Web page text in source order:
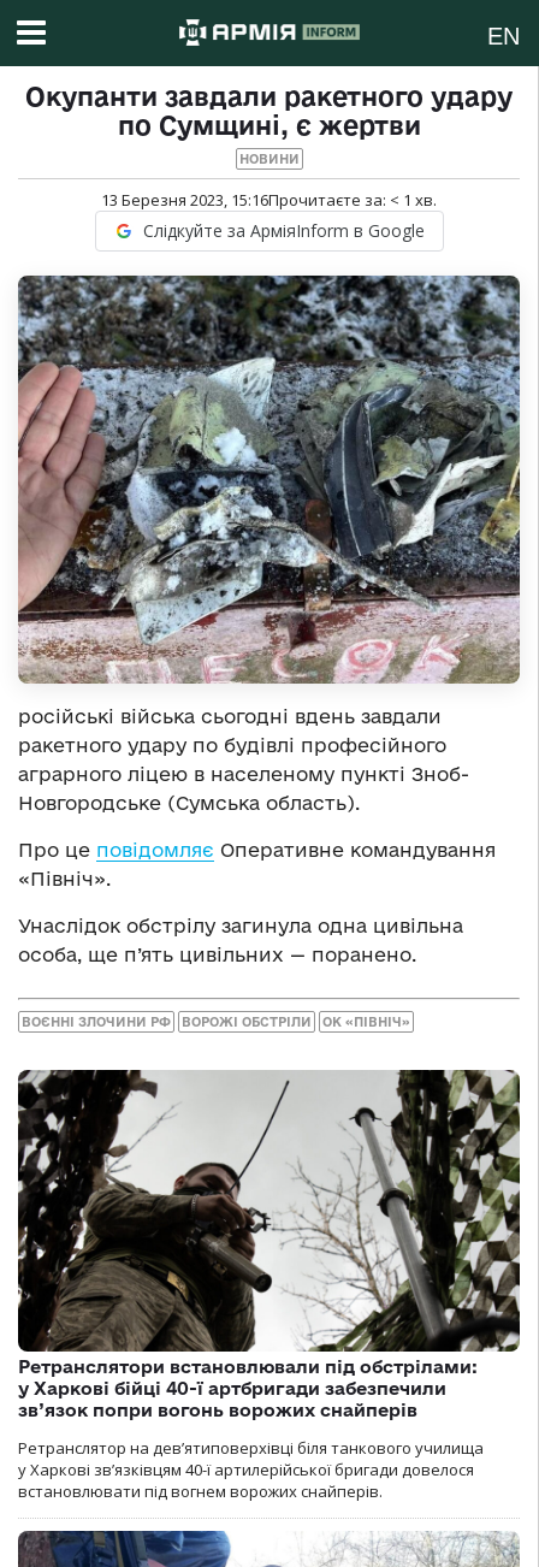
EN
Окупанти завдали ракетного удару
по Сумщині, є жертви
НОВИНИ
13 Березня 2023, 15:16Прочитаєте за: < 1 хв.
Слідкуйте за АрміяInform в Google
російські війська сьогодні вдень завдали
ракетного удару по будівлі професійного
аграрного ліцею в населеному пункті Зноб-
Новгородське (Сумська область).
Про це повідомляє Оперативне командування
«Північ».
Унаслідок обстрілу загинула одна цивільна
особа, ще п’ять цивільних — поранено.
ВОЄННІ ЗЛОЧИНИ РФ ВОРОЖІ ОБСТРІЛИ ОК «ПІВНІЧ»
Ретранслятори встановлювали під обстрілами:
у Харкові бійці 40-ї артбригади забезпечили
зв’язок попри вогонь ворожих снайперів
Ретранслятор на дев’ятиповерхівці біля танкового училища
у Харкові зв’язківцям 40-ї артилерійської бригади довелося
встановлювати під вогнем ворожих снайперів.